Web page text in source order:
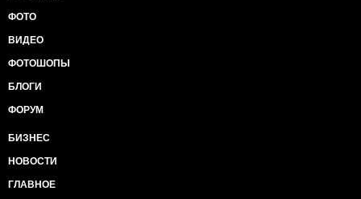
ФОТО
ВИДЕО
ФОТОШОПЫ
БЛОГИ
ФОРУМ
БИЗНЕС
НОВОСТИ
ГЛАВНОЕ